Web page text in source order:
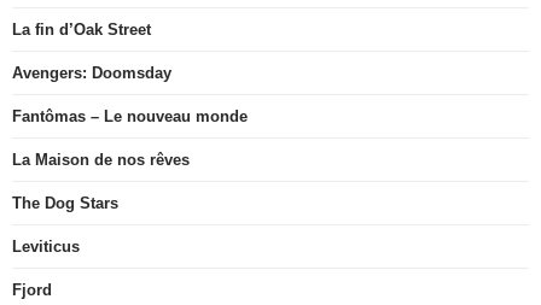
La fin d’Oak Street
Avengers: Doomsday
Fantômas – Le nouveau monde
La Maison de nos rêves
The Dog Stars
Leviticus
Fjord